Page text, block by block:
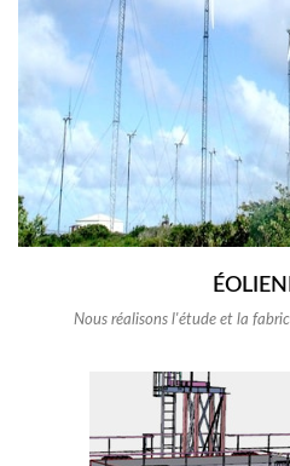
Nous réalisons l'étude et la